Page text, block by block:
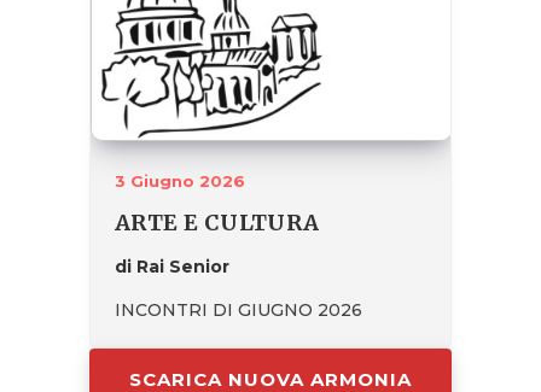
3 Giugno 2026
ARTE E CULTURA
di Rai Senior
INCONTRI DI GIUGNO 2026
SCARICA NUOVA ARMONIA